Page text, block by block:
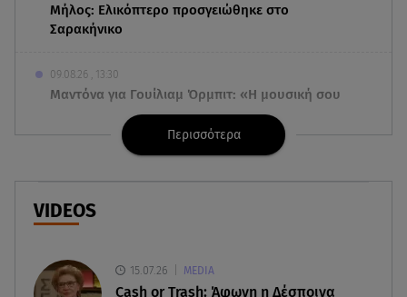
Μήλος: Ελικόπτερο προσγειώθηκε στο
Σαρακήνικο
09.08.26 , 13:30
Μαντόνα για Γουίλιαμ Όρμπιτ: «Η μουσική σου
μου έδωσε ένα μαγικό χαλί»
Σε Red Code και αύριο Αττική και 15 ακόμα
Βαλέρια Χοψονίδου: Βάφτισε τον γιο της στη
Βουλιαγμένη - Το όνομα που πήρε
Περισσότερα
VIDEOS
15.07.26 MEDIA
Cash or Trash: Άφωνη η Δέσποινα